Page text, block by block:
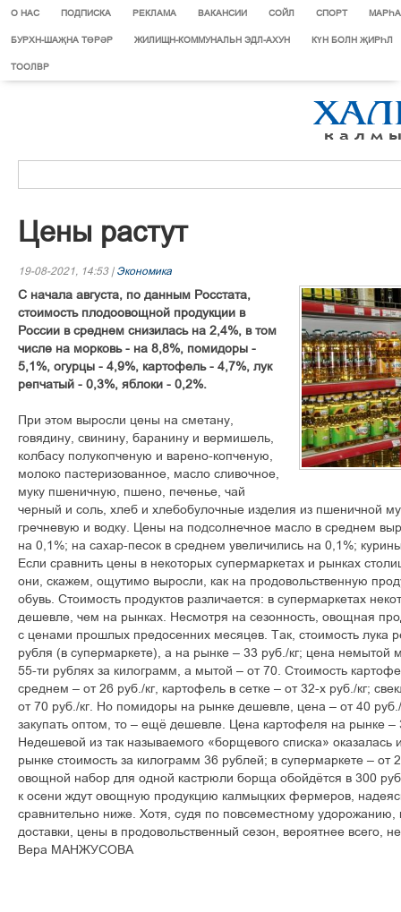
О НАС ПОДПИСКА РЕКЛАМА ВАКАНСИИ СОЙЛ СПОРТ
БУРХН-ШАҖНА ТӨРӘР ЖИЛИЩН-КОММУНАЛЬН ЭДЛ-АХУН КҮН БОЛН ҖИРҺЛ
ТООЛВР
Цены растут
19-08-2021, 14:53 | Экономика
С начала августа, по данным Росстата,
стоимость плодоовощной продукции в
России в среднем снизилась на 2,4%, в том
числе на морковь - на 8,8%, помидоры -
5,1%, огурцы - 4,9%, картофель - 4,7%, лук
репчатый - 0,3%, яблоки - 0,2%.
При этом выросли цены на сметану,
говядину, свинину, баранину и вермишель,
колбасу полукопченую и варено-копченую,
молоко пастеризованное, масло сливочное,
муку пшеничную, пшено, печенье, чай
черный и соль, хлеб и хлебобулочные изделия из пшеничной
гречневую и водку. Цены на подсолнечное масло в среднем
на 0,1%; на сахар-песок в среднем увеличились на 0,1%;
Если сравнить цены в некоторых супермаркетах и рынках
они, скажем, ощутимо выросли, как на продовольственную
обувь. Стоимость продуктов различается: в супермаркетах
дешевле, чем на рынках. Несмотря на сезонность, овощная
с ценами прошлых предосенних месяцев. Так, стоимость лука
рубля (в супермаркете), а на рынке – 33 руб./кг; цена немытой
55-ти рублях за килограмм, а мытой – от 70. Стоимость
среднем – от 26 руб./кг, картофель в сетке – от 32-х руб./кг;
от 70 руб./кг. Но помидоры на рынке дешевле, цена – от 40
закупать оптом, то – ещё дешевле. Цена картофеля на рынке –
Недешевой из так называемого «борщевого списка» оказалась
рынке стоимость за килограмм 36 рублей; в супермаркете – от
овощной набор для одной кастрюли борща обойдётся в 300
к осени ждут овощную продукцию калмыцких фермеров,
сравнительно ниже. Хотя, судя по повсеместному
доставки, цены в продовольственный сезон, вероятнее всего,
Вера МАНЖУСОВА